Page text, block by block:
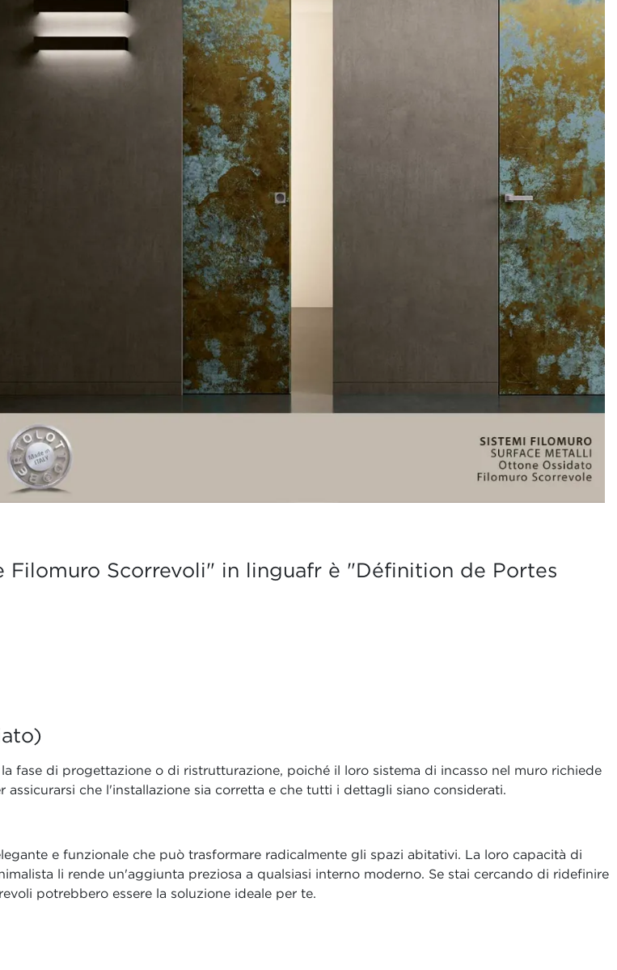
Scorrevoli" in linguafr è "Définition de Portes
fase di progettazione o di ristrutturazione, poiché il loro sistema di incasso nel muro richiede
che l'installazione sia corretta e che tutti i dettagli siano considerati.
e funzionale che può trasformare radicalmente gli spazi abitativi. La loro capacità di
li rende un'aggiunta preziosa a qualsiasi interno moderno. Se stai cercando di ridefinire
potrebbero essere la soluzione ideale per te.